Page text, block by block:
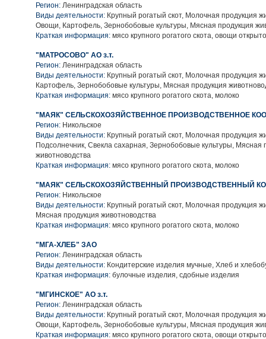
Регион: Ленинградская область
Виды деятельности: Крупный рогатый скот, Молочная продукция
Овощи, Картофель, Зернобобовые культуры, Мясная продукция
Краткая информация: мясо крупного рогатого скота, овощи
"МАТРОСОВО" АО з.т.
Регион: Ленинградская область
Виды деятельности: Крупный рогатый скот, Молочная продукция
Картофель, Зернобобовые культуры, Мясная продукция
Краткая информация: мясо крупного рогатого скота, молоко
"МАЯК" СЕЛЬСКОХОЗЯЙСТВЕННОЕ ПРОИЗВОДСТВЕННОЕ
Регион: Никольское
Виды деятельности: Крупный рогатый скот, Молочная продукция
Подсолнечник, Свекла сахарная, Зернобобовые культуры, Мясная
животноводства
Краткая информация: мясо крупного рогатого скота, молоко
"МАЯК" СЕЛЬСКОХОЗЯЙСТВЕННЫЙ ПРОИЗВОДСТВЕННЫЙ
Регион: Никольское
Виды деятельности: Крупный рогатый скот, Молочная продукция
Мясная продукция животноводства
Краткая информация: мясо крупного рогатого скота, молоко
"МГА-ХЛЕБ" ЗАО
Регион: Ленинградская область
Виды деятельности: Кондитерские изделия мучные, Хлеб и
Краткая информация: булочные изделия, сдобные изделия
"МГИНСКОЕ" АО з.т.
Регион: Ленинградская область
Виды деятельности: Крупный рогатый скот, Молочная продукция
Овощи, Картофель, Зернобобовые культуры, Мясная продукция
Краткая информация: мясо крупного рогатого скота, овощи